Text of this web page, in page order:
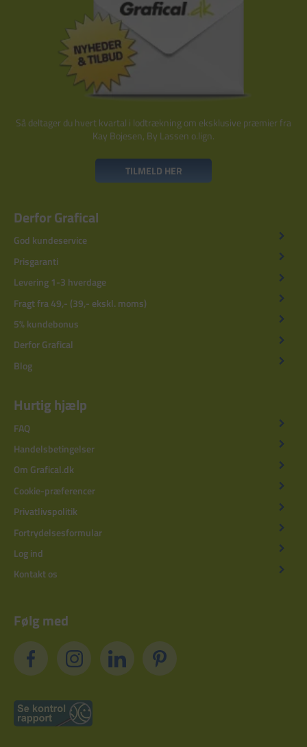
Så deltager du hvert kvartal i lodtrækning om eksklusive præmier fra
Kay Bojesen, By Lassen o.lign.
TILMELD HER
Derfor Grafical
God kundeservice
Prisgaranti
Levering 1-3 hverdage
Fragt fra 49,- (39,- ekskl. moms)
5% kundebonus
Derfor Grafical
Blog
Hurtig hjælp
FAQ
Handelsbetingelser
Om Grafical.dk
Cookie-præferencer
Privatlivspolitik
Fortrydelsesformular
Log ind
Kontakt os
Følg med